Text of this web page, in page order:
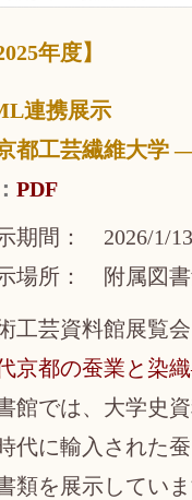
年度】
連携展示
京都工芸繊維大
PDF
期間： 2026/1/
場所： 附属図書
工芸資料館展覧会
京都の蚕業と染
館では、大学史
代に輸入された
類を展示してい